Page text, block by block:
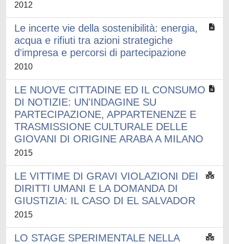
2012
Le incerte vie della sostenibilità: energia,
acqua e rifiuti tra azioni strategiche
d'impresa e percorsi di partecipazione
2010
LE NUOVE CITTADINE ED IL CONSUMO
DI NOTIZIE: UN'INDAGINE SU
PARTECIPAZIONE, APPARTENENZE E
TRASMISSIONE CULTURALE DELLE
GIOVANI DI ORIGINE ARABA A MILANO
2015
LE VITTIME DI GRAVI VIOLAZIONI DEI
DIRITTI UMANI E LA DOMANDA DI
GIUSTIZIA: IL CASO DI EL SALVADOR
2015
LO STAGE SPERIMENTALE NELLA